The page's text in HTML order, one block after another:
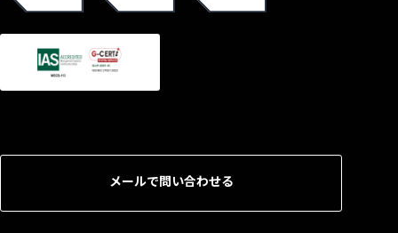
メールで問い合わせる